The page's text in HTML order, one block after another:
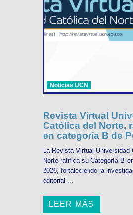
Noticias UCN
Revista Virtual
Católica del Norte,
en categoría B de
La Revista Virtual Universidad
Norte ratifica su Categoría B
2026, fortaleciendo la
editorial ...
LEER MÁS